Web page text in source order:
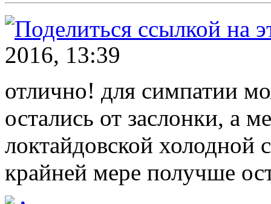
2016, 13:39
отлично! для симпатии
остались от заслонки, а
локтайдовской
крайней мере получше